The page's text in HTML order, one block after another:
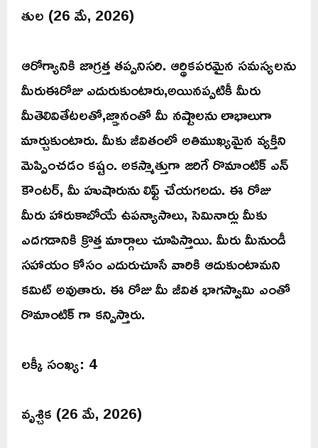
తుల (26 మే, 2026)
ఆరోగ్యానికి జాగ్రత్త తప్పనిసరి. ఆర్థికపరమైన సమస్యలను
మీరుఈరోజు ఎదురుకుంటారు,అయినప్పటికీ మీరు
మీతెలివితేటలతో,జ్ఞానంతో మీ నష్టాలను లాభాలుగా
మార్చుకుంటారు. మీకు జీవితంలో అతిముఖ్యమైన వ్యక్తిని
మెప్పించడం కష్టం. అకస్మాత్తుగా జరిగే రొమాంటిక్ ఎన్
కౌంటర్, మీ హుషారును లిఫ్ట్ చేయగలదు. ఈ రోజు
మీరు హారుకాబోయే ఉపన్యాసాలు, సెమినార్లు మీకు
ఎదగడానికి క్రొత్త మార్గాలు చూపిస్తాయి. మీరు మీనుండీ
సహాయం కోసం ఎదురుచూసే వారికి ఆదుకుంటామని
కమిట్ అవుతారు. ఈ రోజు మీ జీవిత భాగస్వామి ఎంతో
రొమాంటిక్ గా కన్పిస్తారు.
లక్కీ సంఖ్య: 4
వృశ్చిక (26 మే, 2026)